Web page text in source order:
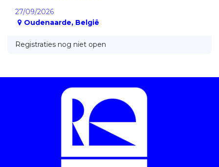
27/09/2026
Oudenaarde, België
Registraties nog niet open